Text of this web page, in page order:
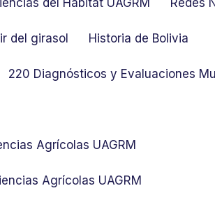
del Hábitat UAGRM Redes
del girasol Historia de Bolivia
220 Diagnósticos y Evaluaciones
Agrícolas UAGRM
Agrícolas UAGRM